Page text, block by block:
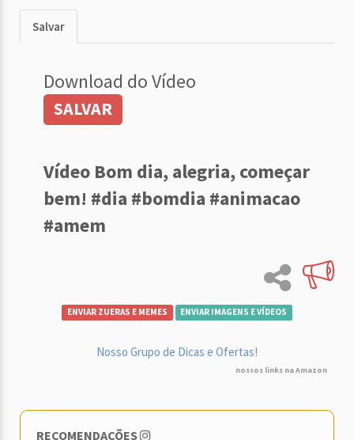
Salvar
Download do Vídeo
SALVAR
Vídeo Bom dia, alegria, começar
bem! #dia #bomdia #animacao
#amem
ENVIAR ZUERAS E MEMES ENVIAR IMAGENS E VÍDEOS
Nosso Grupo de Dicas e Ofertas!
nossos links na Amazon
RECOMENDAÇÕES